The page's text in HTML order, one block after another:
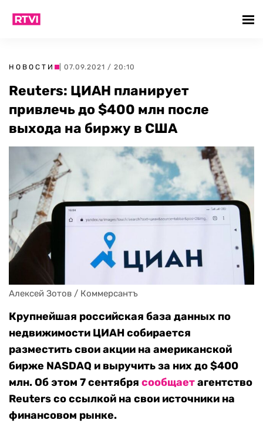
НОВОСТИ | 07.09.2021 / 20:10
Reuters: ЦИАН планирует
привлечь до $400 млн после
выхода на биржу в США
Алексей Зотов / Коммерсантъ
Крупнейшая российская база данных по
недвижимости ЦИАН собирается
разместить свои акции на американской
бирже NASDAQ и выручить за них до $400
млн. Об этом 7 сентября сообщаетагентство
Reuters со ссылкой на свои источники на
финансовом рынке.